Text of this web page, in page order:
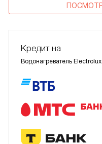
Кредит на
Водонагреватель Electrolux